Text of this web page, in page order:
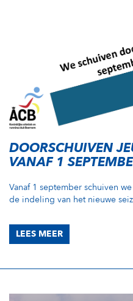
DOORSCHUIVEN
VANAF 1
Vanaf 1 september schuiven
de indeling van het nieuwe
LEES MEER